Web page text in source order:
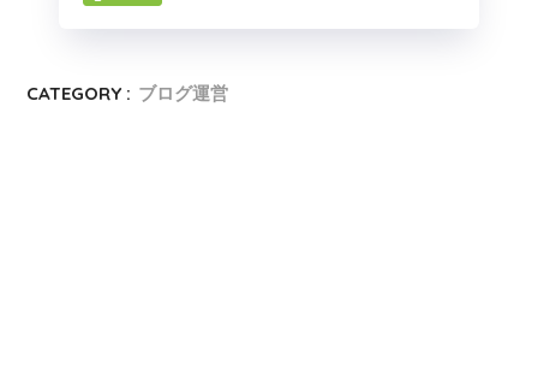
CATEGORY : ブログ運営